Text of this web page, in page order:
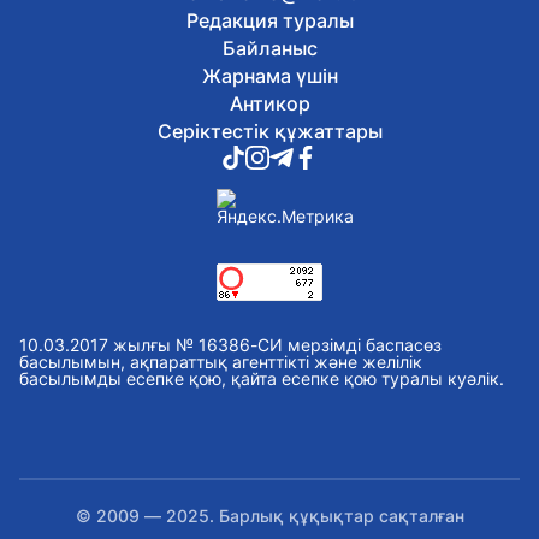
Бүгін, 16:59
Орталық Азия елдері Сырдарияның су
есебін автоматтандыру жобасын
әзірлеуді мақұлдады
Бүгін, 16:54
Ерсайын Нағаспаев құрылыс
саласының бірқатар ардагері мен
маманын марапаттады
Бүгін, 16:43
Бүгін, 16:32
Жоғары аудиторлық палата жасырын
Бүгін, 16:21
Мемлекеттік грант иегерлері:
Қазақстандық ескекшілер Азия
аяқтады
Редакция туралы
Байланыс
Жарнама үшін
Антикор
Серіктестік құжаттары
10.03.2017 жылғы № 16386-СИ мерзімді баспасөз
басылымын, ақпараттық агенттікті және желілік
басылымды есепке қою, қайта есепке қою туралы куәлік.
© 2009 — 2025. Барлық құқықтар сақталған